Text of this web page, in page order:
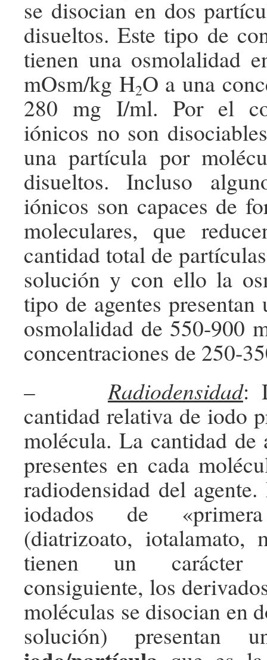
se disocian en dos
disueltos. Este tipo de
tienen una osmolalidad
mOsm/kg H2O a una
280 mg I/ml. Por el
iónicos no son
una partícula por
disueltos. Incluso
iónicos son capaces de
moleculares, que
cantidad total de
solución y con ello la
tipo de agentes presentan
osmolalidad de 550-900
concentraciones de 250-
–Radiodensidad:
cantidad relativa de iodo
molécula. La cantidad de
presentes en cada
radiodensidad del
iodados de «primera
(diatrizoato, iotalamato,
tienen un
consiguiente, los
moléculas se disocian en
solución)